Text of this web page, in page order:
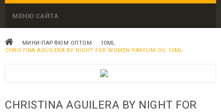
МЕНЮ САЙТА
МИНИ-ПАРФЮМ ОПТОМ
10ML
CHRISTINA AGUILERA BY NIGHT FOR WOMEN PARFUM OIL 10ML
CHRISTINA AGUILERA BY NIGHT FOR